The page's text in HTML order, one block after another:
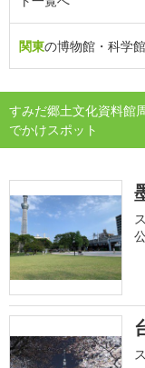
関東の博物館・科学
すみだ郷土文化資料館
でかけスポット